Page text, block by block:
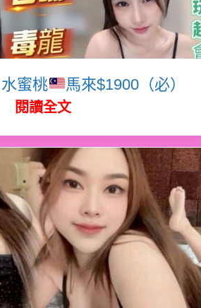
蜜桃 馬來$1900（必）
閱讀全文